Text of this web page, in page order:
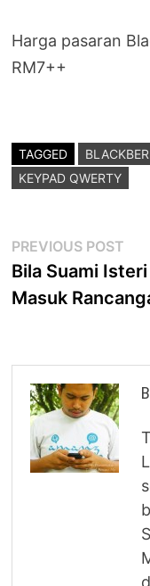
Harga pasaran
RM7++
TAGGED
KEYPAD QWERTY
Post
navigation
PREVIOUS POST
Bila Suami Isteri
Masuk